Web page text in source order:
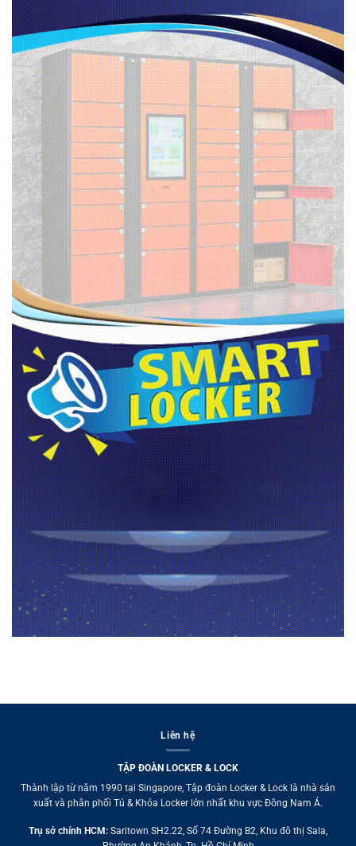
Liên hệ
TẬP ĐOÀN LOCKER & LOCK
Thành lập từ năm 1990 tại Singapore, Tập đoàn Locker & Lock là nhà sản
xuất và phân phối Tủ & Khóa Locker lớn nhất khu vực Đông Nam Á.
Trụ sở chính HCM: Saritown SH2.22, Số 74 Đường B2, Khu đô thị Sala,